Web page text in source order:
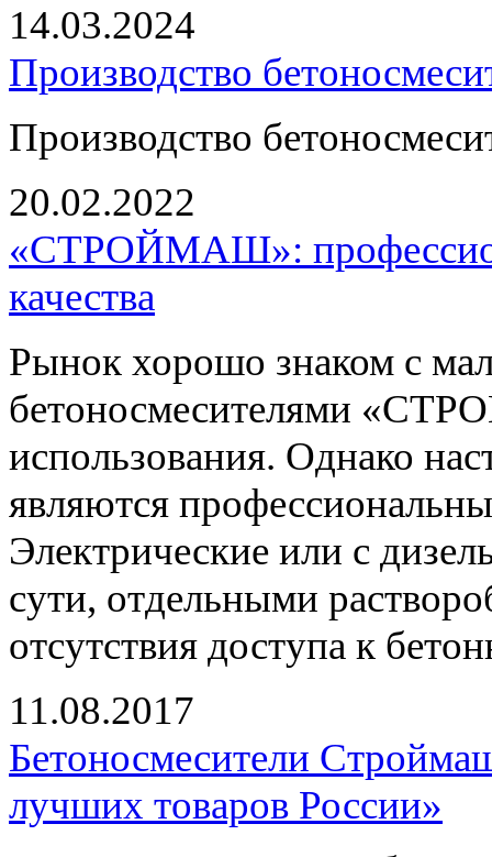
14.03.2024
Производство
Производство
20.02.2022
«СТРОЙМАШ»:
качества
Рынок хорошо знаком с
бетоносмесителями
использования. Однако
являются
Электрические или с
сути, отдельными
отсутствия доступа к
11.08.2017
Бетоносмесители
лучших товаров России»